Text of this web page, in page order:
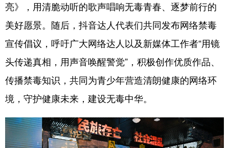
亮》，用清脆动听的歌声唱响无毒青春、逐梦前行的
美好愿景。随后，抖音达人代表们共同发布网络禁毒
宣传倡议，呼吁广大网络达人以及新媒体工作者“用镜
头传递真相，用声音唤醒警觉”，积极创作优质作品、
传播禁毒知识，共同为青少年营造清朗健康的网络环
境，守护健康未来，建设无毒中华。